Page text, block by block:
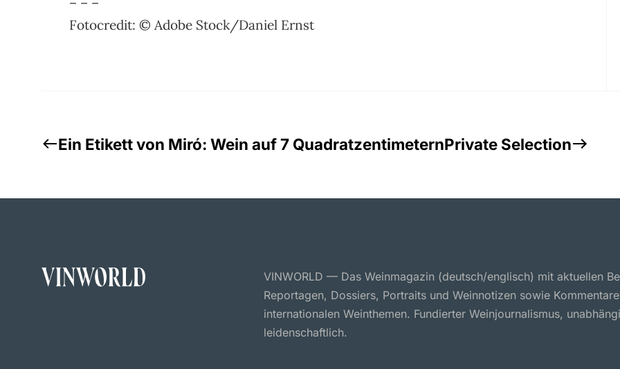
Fotocredit: © Adobe Stock/Daniel Ernst
Ein Etikett von Miró: Wein auf 7 QuadratzentimeternPrivate Selection
VINWORLD — Das Weinmagazin (deutsch/englisch) mit aktuellen
Reportagen, Dossiers, Portraits und Weinnotizen sowie
internationalen Weinthemen. Fundierter Weinjournalismus,
leidenschaftlich.